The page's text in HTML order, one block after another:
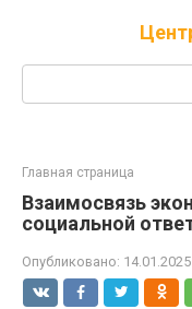
Поиск:
Главная страница
Взаимосвязь
социальной
Опубликовано: 14.01.2025